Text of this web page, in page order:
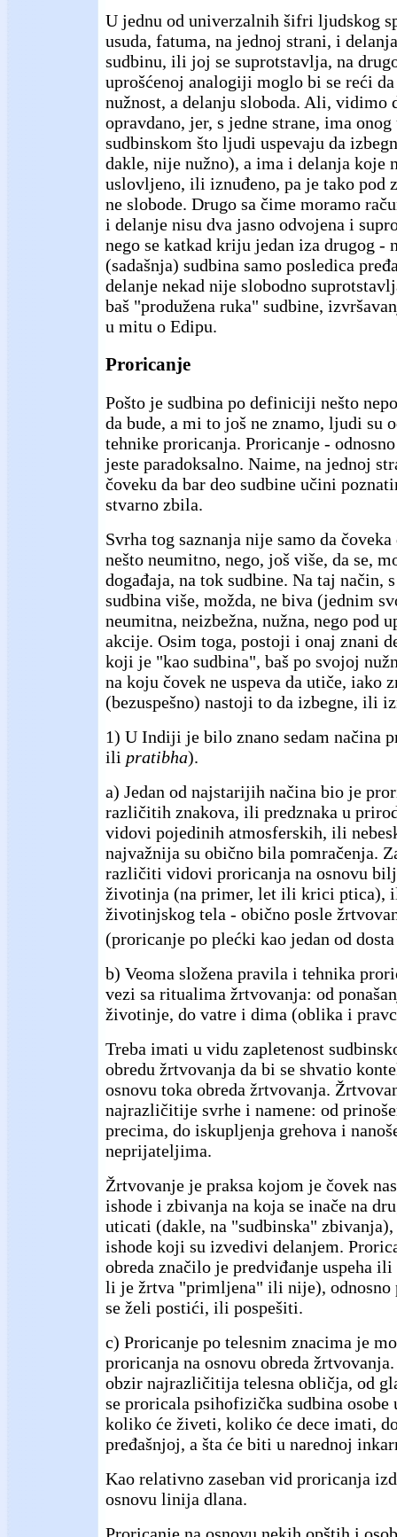
U jednu od univerzalnih šifri ljudskog
usuda, fatuma, na jednoj strani, i
sudbinu, ili joj se suprotstavlja, na
uprošćenoj analogiji moglo bi se reći
nužnost, a delanju sloboda. Ali, vidimo
opravdano, jer, s jedne strane, ima
sudbinskom što ljudi uspevaju da
dakle, nije nužno), a ima i delanja koje
uslovljeno, ili iznuđeno, pa je tako pod
ne slobode. Drugo sa čime moramo
i delanje nisu dva jasno odvojena i
nego se katkad kriju jedan iza drugog -
(sadašnja) sudbina samo posledica
delanje nekad nije slobodno
baš "produžena ruka" sudbine,
u mitu o Edipu.
Proricanje
Pošto je sudbina po definiciji nešto
da bude, a mi to još ne znamo, ljudi su
tehnike proricanja. Proricanje -
jeste paradoksalno. Naime, na jednoj
čoveku da bar deo sudbine učini
stvarno zbila.
Svrha tog saznanja nije samo da
nešto neumitno, nego, još više, da se,
događaja, na tok sudbine. Na taj način,
sudbina više, možda, ne biva (jednim
neumitna, neizbežna, nužna, nego pod
akcije. Osim toga, postoji i onaj znani
koji je "kao sudbina", baš po svojoj
na koju čovek ne uspeva da utiče, iako
(bezuspešno) nastoji to da izbegne, ili
1) U Indiji je bilo znano sedam načina
ili pratibha).
a) Jedan od najstarijih načina bio je
različitih znakova, ili predznaka u
vidovi pojedinih atmosferskih, ili
najvažnija su obično bila pomračenja.
različiti vidovi proricanja na osnovu
životinja (na primer, let ili krici ptica),
životinjskog tela - obično posle
(proricanje po plećki kao jedan od
b) Veoma složena pravila i tehnika
vezi sa ritualima žrtvovanja: od
životinje, do vatre i dima (oblika i
Treba imati u vidu zapletenost
obredu žrtvovanja da bi se shvatio
osnovu toka obreda žrtvovanja.
najrazličitije svrhe i namene: od
precima, do iskupljenja grehova i
neprijateljima.
Žrtvovanje je praksa kojom je čovek
ishode i zbivanja na koja se inače na
uticati (dakle, na "sudbinska"
ishode koji su izvedivi delanjem.
obreda značilo je predviđanje uspeha ili
li je žrtva "primljena" ili nije), odnosno
se želi postići, ili pospešiti.
c) Proricanje po telesnim znacima je
proricanja na osnovu obreda
obzir najrazličitija telesna obličja, od
se proricala psihofizička sudbina osobe
koliko će živeti, koliko će dece imati,
pređašnjoj, a šta će biti u narednoj
Kao relativno zaseban vid proricanja
osnovu linija dlana.
Proricanje na osnovu nekih opštih i